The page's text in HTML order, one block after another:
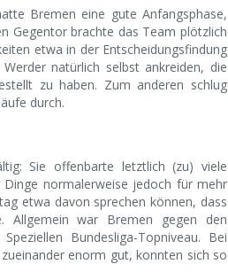
Bremen eine gute Anfangsphase,
Gegentor brachte das Team plötzlich
etwa in der Entscheidungsfindung
natürlich selbst ankreiden, die
zu haben. Zum anderen schlug
durch.
Sie offenbarte letztlich (zu) viele
Dinge normalerweise jedoch für mehr
etwa davon sprechen können, dass
war Bremen gegen den
Bundesliga-Topniveau. Bei
enorm gut, konnten sich so